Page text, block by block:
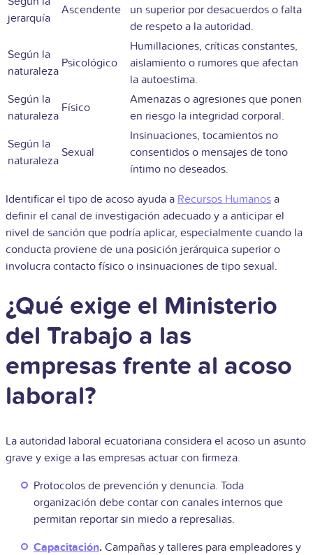
jerarquía
Ascendente
un superior por desacuerdos o falta
de respeto a la autoridad.
Según la
naturaleza
Psicológico
Humillaciones, críticas constantes,
aislamiento o rumores que afectan
la autoestima.
Según la
naturaleza
Físico
Amenazas o agresiones que ponen
en riesgo la integridad corporal.
Según la
naturaleza
Sexual
Insinuaciones, tocamientos no
consentidos o mensajes de tono
íntimo no deseados.
Identificar el tipo de acoso ayuda a Recursos Humanos a
definir el canal de investigación adecuado y a anticipar el
nivel de sanción que podría aplicar, especialmente cuando la
conducta proviene de una posición jerárquica superior o
involucra contacto físico o insinuaciones de tipo sexual.
¿Qué exige el Ministerio
del Trabajo a las
empresas frente al acoso
laboral?
La autoridad laboral ecuatoriana considera el acoso un asunto
grave y exige a las empresas actuar con firmeza.
Protocolos de prevención y denuncia. Toda
organización debe contar con canales internos que
permitan reportar sin miedo a represalias.
Capacitación. Campañas y talleres para empleadores y